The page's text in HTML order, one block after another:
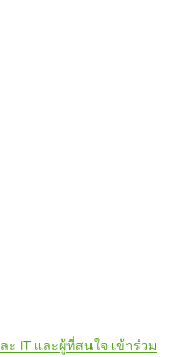
ะ IT และผู้ที่สนใจ เข้าร่วม